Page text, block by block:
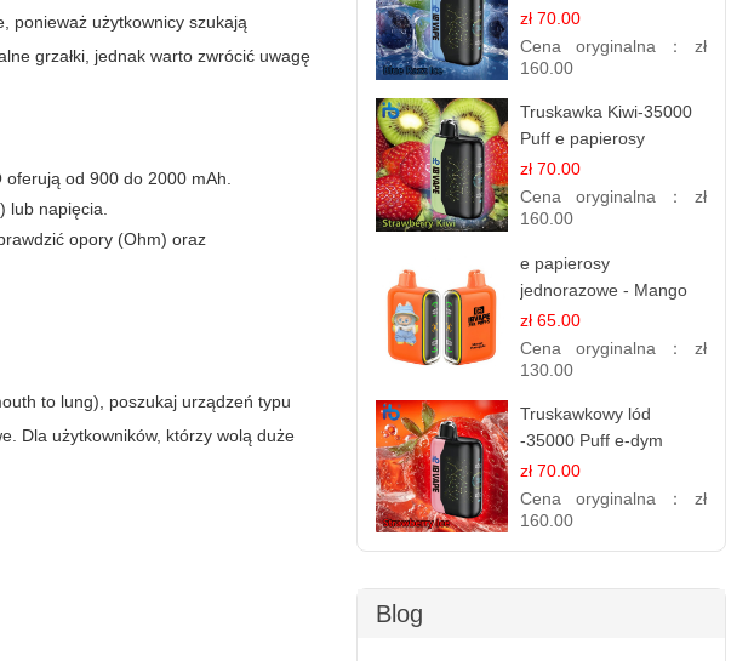
, ponieważ użytkownicy szukają
grzałki, jednak warto zwrócić uwagę
od 900 do 2000 mAh.
lub napięcia.
opory (Ohm) oraz
to lung), poszukaj urządzeń typu
Dla użytkowników, którzy wolą duże
jednorazowe
zł 70.00
Cena oryginalna： zł
160.00
Truskawka Kiwi-35000
Puff e papierosy
(Ibvape Bar)
zł 70.00
Cena oryginalna： zł
160.00
e papierosy
jednorazowe - Mango
Ananas – 25,000 Puffs
zł 65.00
Cena oryginalna： zł
130.00
Truskawkowy lód
-35000 Puff e-dym
zł 70.00
Cena oryginalna： zł
160.00
Blog